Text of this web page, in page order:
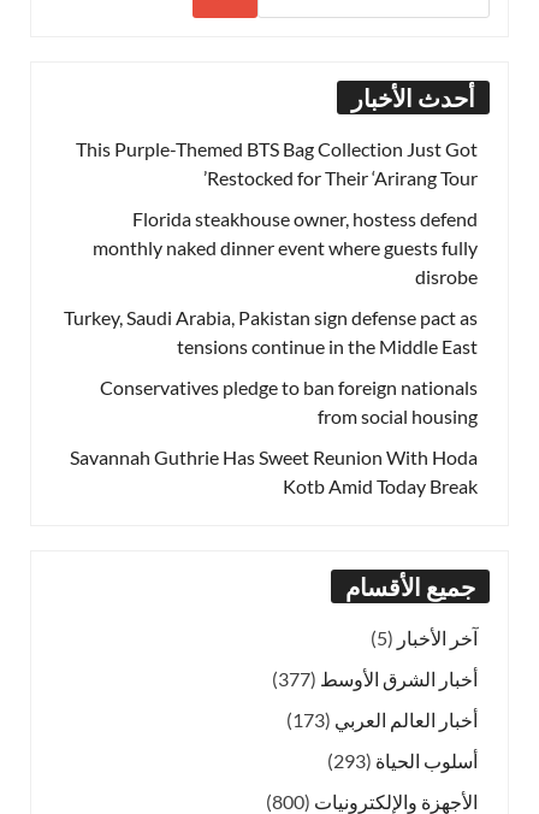
أحدث الأخبار
This Purple-Themed BTS Bag Collection Just Got
Restocked for Their ‘Arirang Tour’
Florida steakhouse owner, hostess defend
monthly naked dinner event where guests fully
disrobe
Turkey, Saudi Arabia, Pakistan sign defense pact as
tensions continue in the Middle East
Conservatives pledge to ban foreign nationals
from social housing
Savannah Guthrie Has Sweet Reunion With Hoda
Kotb Amid Today Break
جميع الأقسام
آخر الأخبار (5)
أخبار الشرق الأوسط (377)
أخبار العالم العربي (173)
أسلوب الحياة (293)
الأجهزة والإلكترونيات (800)